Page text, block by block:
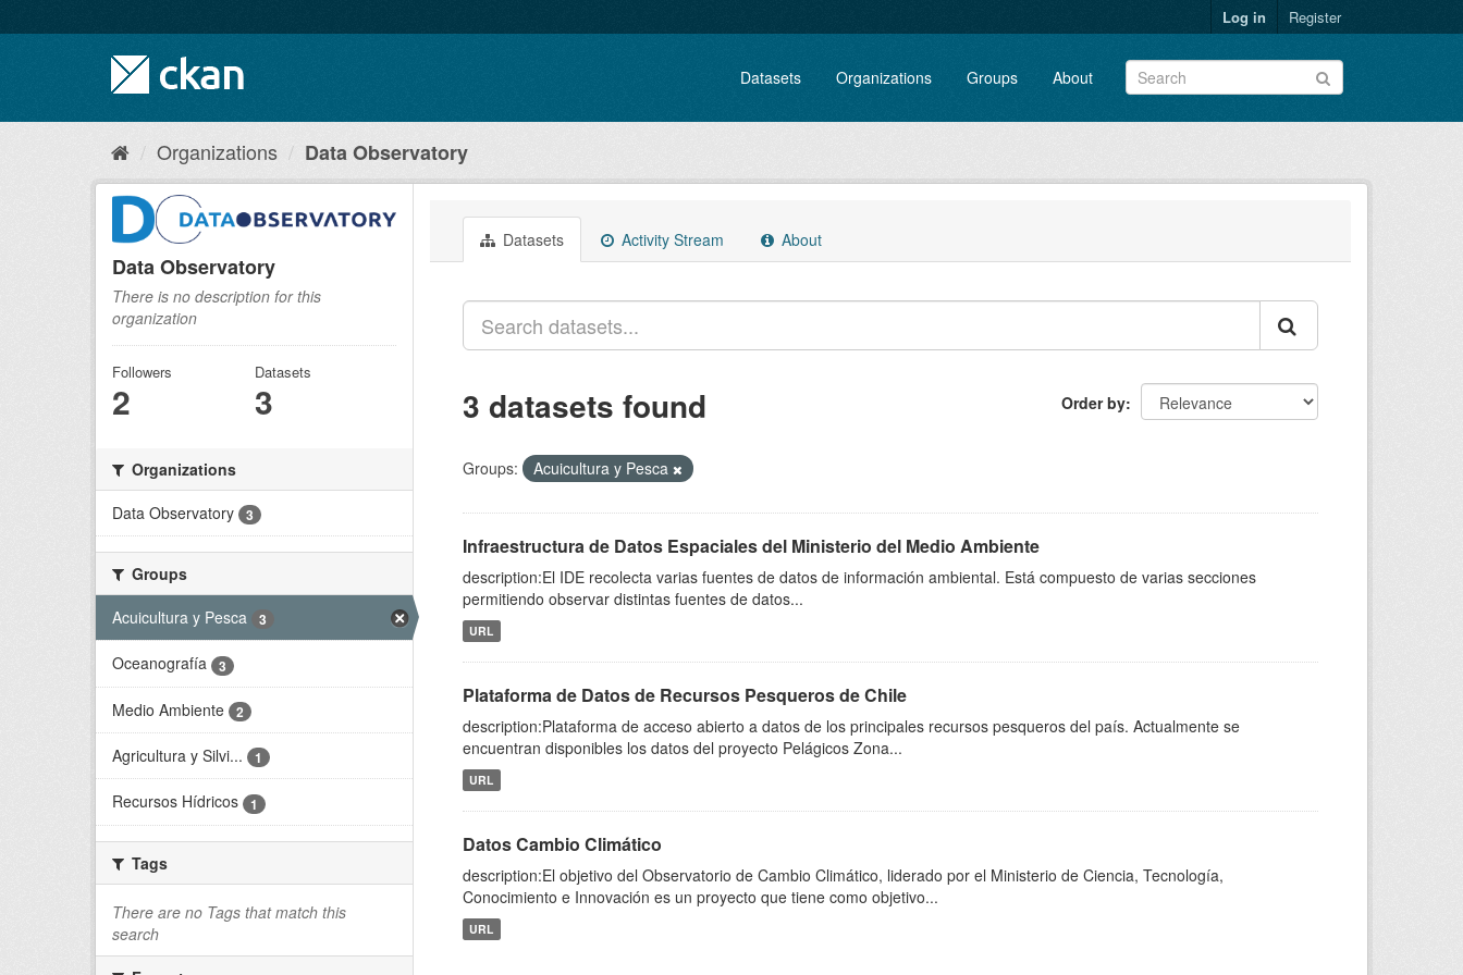
to
Log in Register
Datasets Organizations Groups About
Organizations Data Observatory
Data Observatory
There is no description for this
organization
Followers
2
Datasets
3
Organizations
Data Observatory
3
Groups
Acuicultura y Pesca
3
Oceanografía 3
Medio Ambiente 2
Agricultura y Silvi... 1
Recursos Hídricos 1
Tags
There are no Tags that match this
search
Datasets Activity Stream About
Order by
3 datasets found
Groups: Acuicultura y Pesca
Infraestructura de Datos Espaciales del Ministerio del Medio Ambiente
description:El IDE recolecta varias fuentes de datos de información ambiental. Está compuesto de varias secciones
permitiendo observar distintas fuentes de datos...
URL
Plataforma de Datos de Recursos Pesqueros de Chile
description:Plataforma de acceso abierto a datos de los principales recursos pesqueros del país. Actualmente se
encuentran disponibles los datos del proyecto Pelágicos Zona...
URL
Datos Cambio Climático
description:El objetivo del Observatorio de Cambio Climático, liderado por el Ministerio de Ciencia, Tecnología,
Conocimiento e Innovación es un proyecto que tiene como objetivo...
URL